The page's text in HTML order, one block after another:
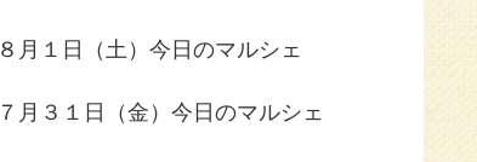
８月１日（土）今日のマルシェ
７月３１日（金）今日のマルシェ